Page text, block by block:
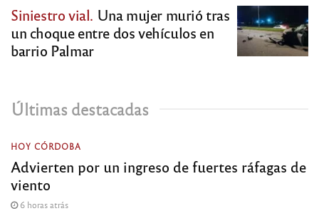
Siniestro vial. Una mujer murió tras
un choque entre dos vehículos en
barrio Palmar
Últimas destacadas
HOY CÓRDOBA
Advierten por un ingreso de fuertes ráfagas de
viento
6 horas atrás